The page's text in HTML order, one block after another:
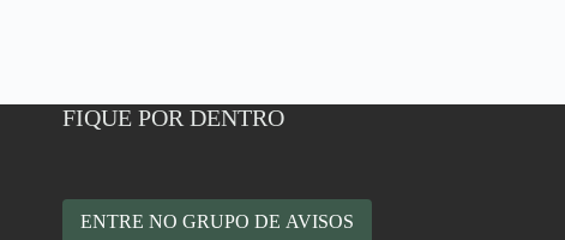
FIQUE POR DENTRO
ENTRE NO GRUPO DE AVISOS